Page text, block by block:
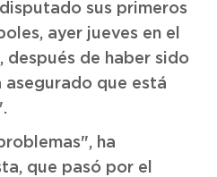
sus primeros
ayer jueves en el
después de haber sido
asegurado que está
ha
que pasó por el